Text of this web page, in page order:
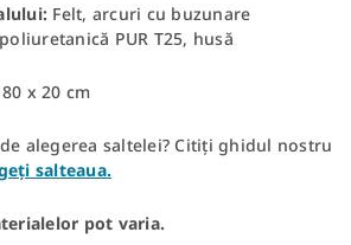
Felt, arcuri cu buzunare
PUR T25, husă
x 20 cm
alegerea saltelei? Citiți ghidul nostru
salteaua.
pot varia.